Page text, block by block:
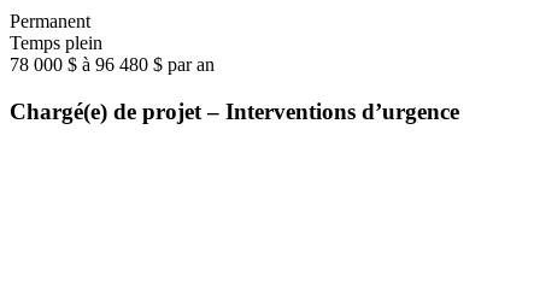
Permanent
Temps plein
78 000 $ à 96 480 $ par an
Chargé(e) de projet – Interventions d’urgence